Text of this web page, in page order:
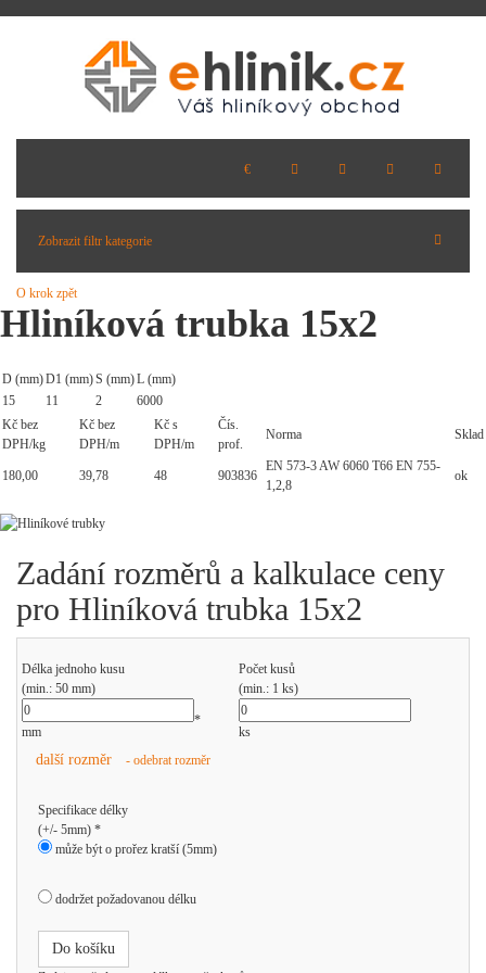
Zobrazit filtr kategorie
O krok zpět
Hliníková trubka 15x2
D (mm)D1 (mm)S (mm)L (mm)
15
11 2
6000
Kč bez
DPH/kg
Kč bez
DPH/m
Kč s
DPH/m
Čís.
prof.
Norma Sklad
180,00 39,78 48 903836
EN 573-3 AW 6060 T66 EN 755-
1,2,8
ok
Zadání rozměrů a kalkulace ceny
pro Hliníková trubka 15x2
Délka jednoho kusu
(min.: 50 mm)
Počet kusů
(min.: 1 ks)
mm
*
ks
další rozměr - odebrat rozměr
Specifikace délky
(+/- 5mm) *
může být o prořez kratší (5mm)
dodržet požadovanou délku
Do košíku